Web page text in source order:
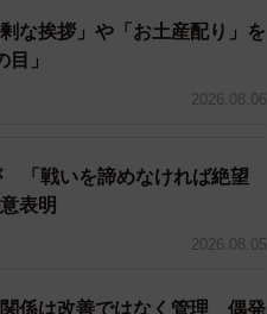
な挨拶」や「お土産配り」を
」
2026.08.06
「戦いを諦めなければ絶望
表明
2026.08.05
係は改善ではなく管理 偶発